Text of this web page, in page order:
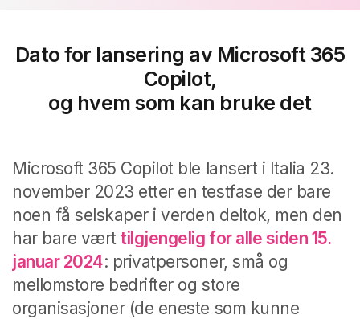
Dato for lansering av Microsoft 365
Copilot,
og hvem som kan bruke det
Microsoft 365 Copilot ble lansert i Italia 23.
november 2023 etter en testfase der bare
noen få selskaper i verden deltok, men den
har bare værttilgjengelig for alle siden 15.
januar 2024: privatpersoner, små og
mellomstore bedrifter og store
organisasjoner (de eneste som kunne